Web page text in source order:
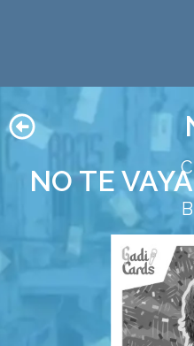
NO TE